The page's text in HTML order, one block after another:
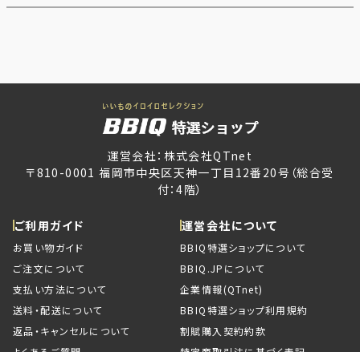
運営会社：株式会社QTnet
〒810-0001 福岡市中央区天神一丁目12番20号（総合受
付：4階）
ご利用ガイド
お買い物ガイド
ご注文について
支払い方法について
送料・配送について
返品・キャンセルについて
運営会社について
BBIQ特選ショップについて
BBIQ.JPについて
企業情報(QTnet)
BBIQ特選ショップ利用規約
割賦購入契約約款